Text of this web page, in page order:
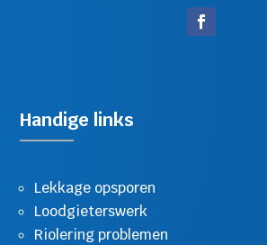
Handige links
Lekkage opsporen
Loodgieterswerk
Riolering problemen